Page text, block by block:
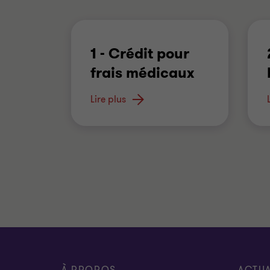
1 - Crédit pour
frais médicaux
Un particulier a droit à un
Lire plus